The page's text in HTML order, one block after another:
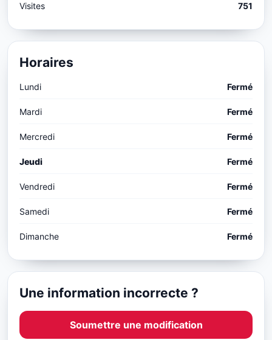
Visites 751
Horaires
Lundi Fermé
Mardi Fermé
Mercredi Fermé
Jeudi Fermé
Vendredi Fermé
Samedi Fermé
Dimanche Fermé
Une information incorrecte ?
Soumettre une modification